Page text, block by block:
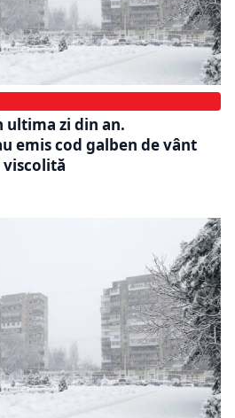
ultima zi din an.
emis cod galben de vânt